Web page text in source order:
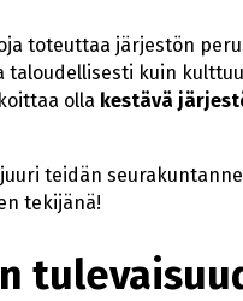
toteuttaa järjestön
taloudellisesti kuin
olla kestävä
teidän
tekijänä!